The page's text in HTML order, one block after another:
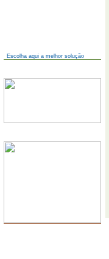
Escolha aqui a melhor solução